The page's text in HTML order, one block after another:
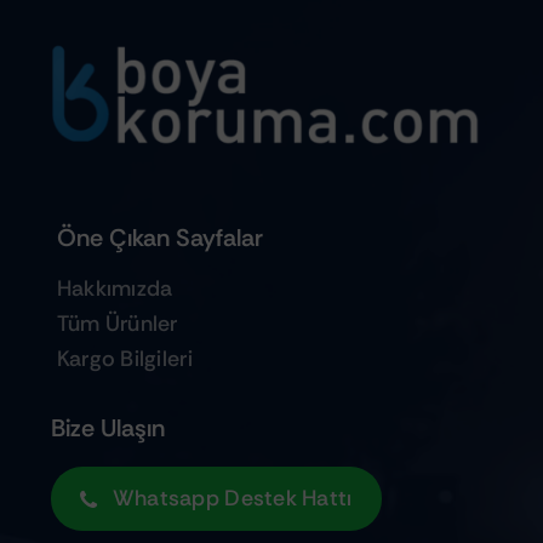
Öne Çıkan Sayfalar
Hakkımızda
Tüm Ürünler
Kargo Bilgileri
Bize Ulaşın
Whatsapp Destek Hattı